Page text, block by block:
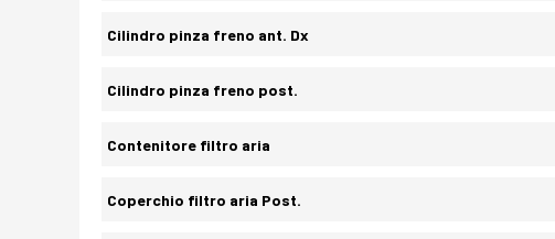
Cilindro pinza freno ant. Dx
Cilindro pinza freno post.
Contenitore filtro aria
Coperchio filtro aria Post.